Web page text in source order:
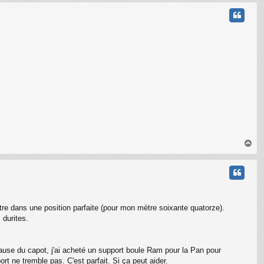
u
a
u
dans une position parfaite (pour mon mètre soixante quatorze).
du capot, j'ai acheté un support boule Ram pour la Pan pour
ne tremble pas. C'est parfait. Si ça peut aider.